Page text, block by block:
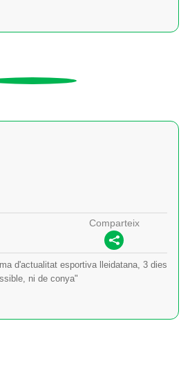
Comparteix
d'actualitat esportiva lleidatana, 3 dies
ni de conya"